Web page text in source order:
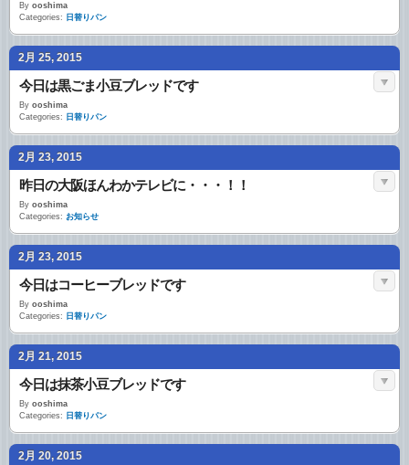
By ooshima
Categories: 日替りパン
2月 25, 2015
今日は黒ごま小豆ブレッドです
By ooshima
Categories: 日替りパン
2月 23, 2015
昨日の大阪ほんわかテレビに・・・！！
By ooshima
Categories: お知らせ
2月 23, 2015
今日はコーヒーブレッドです
By ooshima
Categories: 日替りパン
2月 21, 2015
今日は抹茶小豆ブレッドです
By ooshima
Categories: 日替りパン
2月 20, 2015